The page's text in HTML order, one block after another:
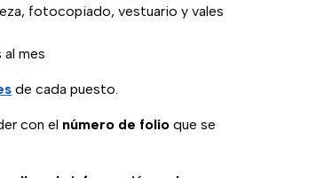
fotocopiado, vestuario y vales
mes
de cada puesto.
con el número de folio que se